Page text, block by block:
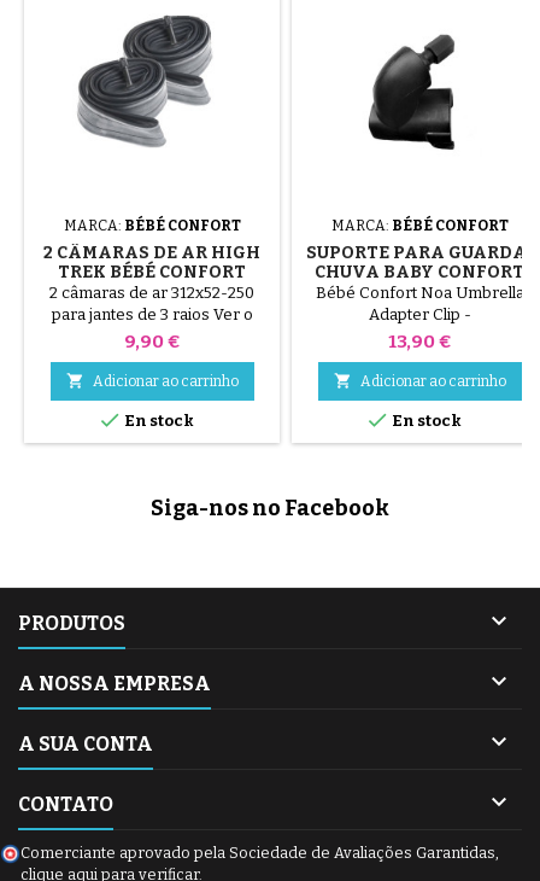
MARCA: BÉBÉ CONFORT
2 CÂMARAS DE AR HIGH
TREK BÉBÉ CONFORT
2 câmaras de ar 312x52-250
para jantes de 3 raios Ver o
vídeo abaixo para evitar furar
montagem. VÍDEO DE
MONTAGEM.
Preço
9,90 €
 Adicionar ao carrinho
 En stock
MARCA: BÉBÉ CONFORT
SUPORTE PARA GUARDA-
CHUVA BABY CONFORT
NOA STROLLER
Bébé Confort Noa Umbrella
Adapter Clip -
Preço
13,90 €
 Adicionar ao carrinho
 En stock
Siga-nos no Facebook
PRODUTOS 
A NOSSA EMPRESA 
A SUA CONTA 
CONTATO 
Comerciante aprovado pela Sociedade de Avaliações Garantidas,
clique aqui para verificar.